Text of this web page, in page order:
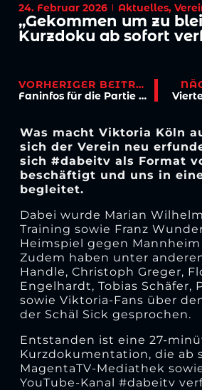
24. Februar 2026 Aktuelles,
„Gekommen um zu
Kurzdoku ab sofort
VORHERIGER BEITRAG
Faninfos für die Partie in Siegburg
Was macht Viktoria Köln
sich der Verein neu
sich #dabeitv als Format
beschäftigt und uns in
begleitet.
Dabei wurde Marian
Training sowie Franz
Heimspiel gegen
Zudem haben unter
Handle, Christoph Greger,
Engelhardt, Tobias Schäfer,
sowie Viktoria-Fans über
der Schäl Sick gesprochen.
Entstanden ist eine 27-
Kurzdokumentation, die ab
MagentaTV-Mediathek
YouTube-Kanal #dabeitv